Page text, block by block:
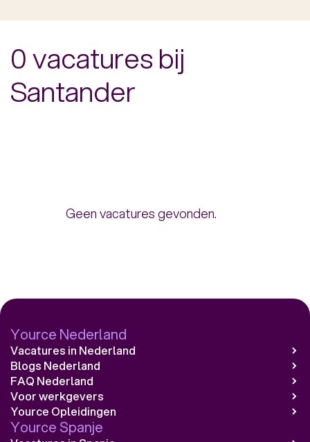
0 vacatures bij
Santander
Geen vacatures gevonden.
Yource Nederland
Vacatures in Nederland
Blogs Nederland
FAQ Nederland
Voor werkgevers
Yource Opleidingen
Yource Spanje